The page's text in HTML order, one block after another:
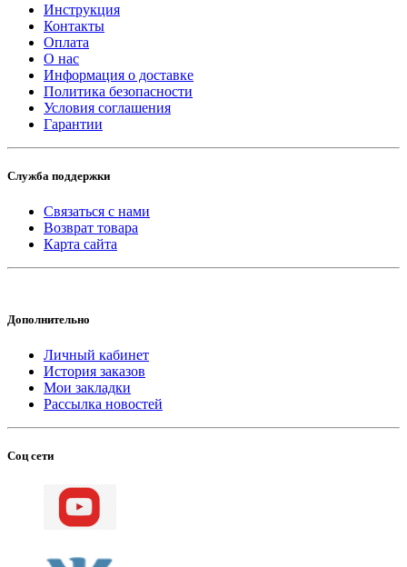
Инструкция
Контакты
Оплата
О нас
Информация о доставке
Политика безопасности
Условия соглашения
Гарантии
Служба поддержки
Связаться с нами
Возврат товара
Карта сайта
Дополнительно
Личный кабинет
История заказов
Мои закладки
Рассылка новостей
Соц сети